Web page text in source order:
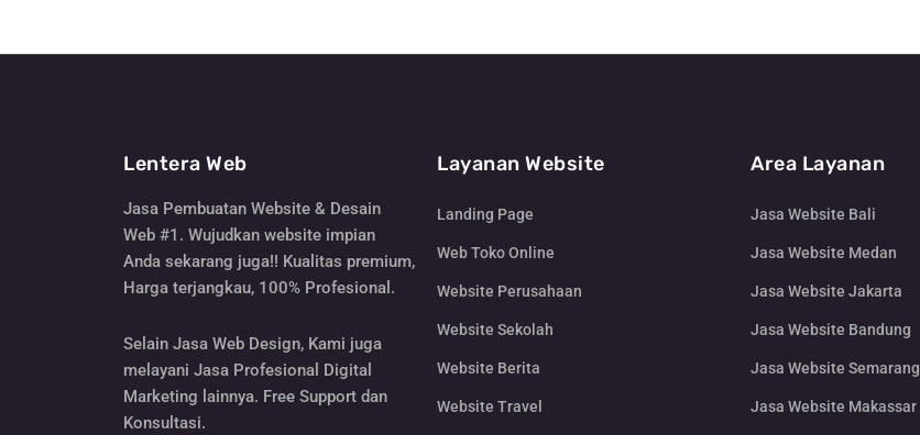
Lentera Web
Jasa Pembuatan Website & Desain
Web #1. Wujudkan website impian
Anda sekarang juga!! Kualitas premium,
Harga terjangkau, 100% Profesional.
Selain Jasa Web Design, Kami juga
melayani Jasa Profesional Digital
Marketing lainnya. Free Support dan
Konsultasi.
Layanan Website
Landing Page
Web Toko Online
Website Perusahaan
Website Sekolah
Website Berita
Website Travel
Area Layanan
Jasa Website Bali
Jasa Website Medan
Jasa Website Jakarta
Jasa Website Bandung
Jasa Website Semarang
Jasa Website Makassar